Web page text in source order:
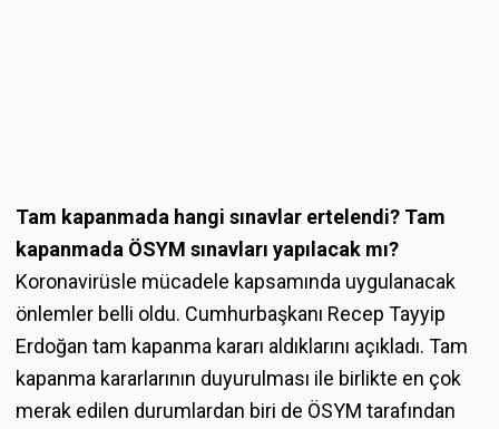
Tam kapanmada hangi sınavlar ertelendi? Tam
kapanmada ÖSYM sınavları yapılacak mı?
Koronavirüsle mücadele kapsamında uygulanacak
önlemler belli oldu. Cumhurbaşkanı Recep Tayyip
Erdoğan tam kapanma kararı aldıklarını açıkladı. Tam
kapanma kararlarının duyurulması ile birlikte en çok
merak edilen durumlardan biri de ÖSYM tarafından